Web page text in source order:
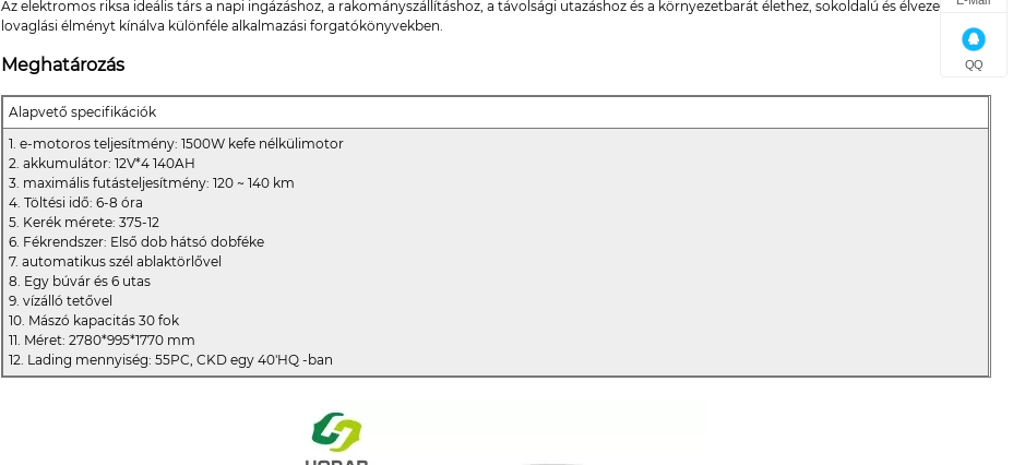
Az elektromos riksa ideális társ a napi ingázáshoz, a rakományszállításhoz, a távolsági utazáshoz és a környezetbarát élethez, sokoldalú és élvezetes
lovaglási élményt kínálva különféle alkalmazási forgatókönyvekben.
Meghatározás
Alapvető specifikációk
1. e-motoros teljesítmény: 1500W kefe nélkülimotor
2. akkumulátor: 12V*4 140AH
3. maximális futásteljesítmény: 120 ~ 140 km
4. Töltési idő: 6-8 óra
5. Kerék mérete: 375-12
6. Fékrendszer: Első dob hátsó dobféke
7. automatikus szél ablaktörlővel
8. Egy búvár és 6 utas
9. vízálló tetővel
10. Mászó kapacitás 30 fok
11. Méret: 2780*995*1770 mm
12. Lading mennyiség: 55PC, CKD egy 40'HQ -ban
QQ